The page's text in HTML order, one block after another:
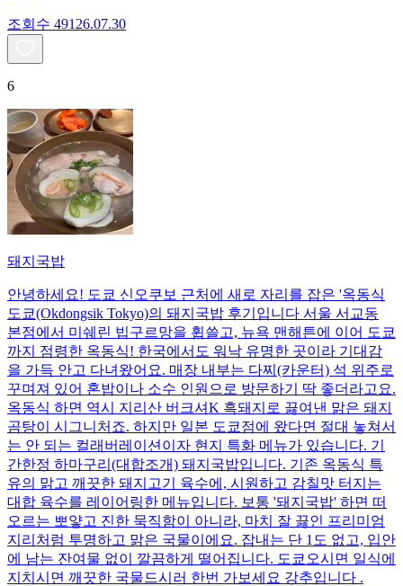
조회수 491 26.07.30
6
돼지국밥
안녕하세요! 도쿄 신오쿠보 근처에 새로 자리를 잡은 '옥동식
도쿄(Okdongsik Tokyo)의 돼지국밥 후기입니다 서울 서교동
본점에서 미쉐린 빕구르망을 휩쓸고, 뉴욕 맨해튼에 이어 도쿄
까지 점령한 옥동식! 한국에서도 워낙 유명한 곳이라 기대감
을 가득 안고 다녀왔어요. 매장 내부는 다찌(카운터) 석 위주로
꾸며져 있어 혼밥이나 소수 인원으로 방문하기 딱 좋더라고요.
옥동식 하면 역시 지리산 버크셔K 흑돼지로 끓여낸 맑은 돼지
곰탕이 시그니처죠. 하지만 일본 도쿄점에 왔다면 절대 놓쳐서
는 안 되는 컬래버레이션이자 현지 특화 메뉴가 있습니다. 기
간한정 하마구리(대합조개) 돼지국밥입니다. 기존 옥동식 특
유의 맑고 깨끗한 돼지고기 육수에, 시원하고 감칠맛 터지는
대합 육수를 레이어링한 메뉴입니다. 보통 '돼지국밥' 하면 떠
오르는 뽀얗고 진한 묵직함이 아니라, 마치 잘 끓인 프리미엄
지리처럼 투명하고 맑은 국물이에요. 잡내는 단 1도 없고, 입안
에 남는 잔여물 없이 깔끔하게 떨어집니다. 도쿄오시면 일식에
지치시면 깨끗한 국물드시러 한번 가보세요 강추입니다 .